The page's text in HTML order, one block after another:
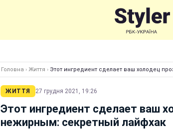
Головна › Життя › Этот ингредиент сделает ваш холодец
ЖИТТЯ 27 грудня 2021, 19:26
Этот ингредиент сделает ваш
нежирным: секретный лайфхак